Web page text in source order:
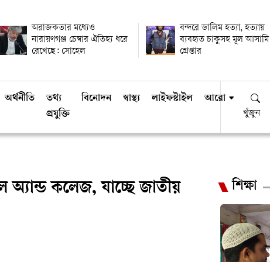
অরাজকতার মধ্যেও
নারায়ণগঞ্জ চেম্বার ঐতিহ্য ধরে
রেখেছে: সোহেল
বন্দরে ডালিম হত্যা, হত্যায়
ব্যবহৃত চাকুসহ মূল আসামি
গ্রেপ্তার
অর্থনীতি
তথ্য
প্রযুক্তি
বিনোদন স্বাস্থ্য লাইফস্টাইল আরো
খুঁজুন
অ্যান্ড কলেজ, যাচ্ছে জাতীয়
শিক্ষা